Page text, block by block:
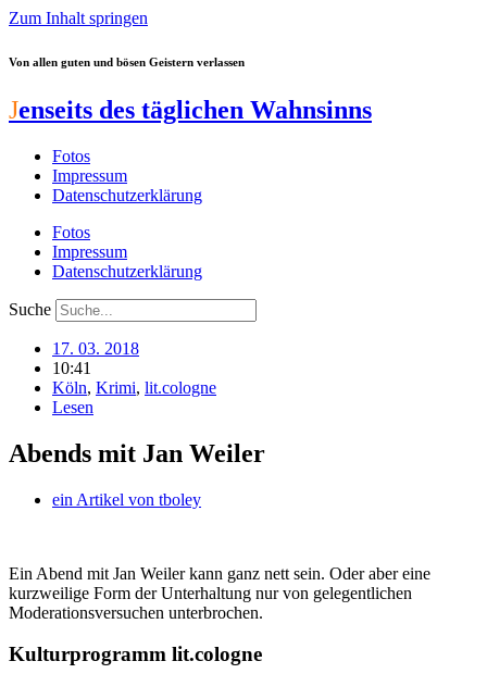
Zum Inhalt springen
Von allen guten und bösen Geistern verlassen
Jenseits des täglichen Wahnsinns
Fotos
Impressum
Datenschutzerklärung
Fotos
Impressum
Datenschutzerklärung
Suche
17. 03. 2018
10:41
Köln, Krimi, lit.cologne
Lesen
Abends mit Jan Weiler
ein Artikel von tboley
Ein Abend mit Jan Weiler kann ganz nett sein. Oder aber eine
kurzweilige Form der Unterhaltung nur von gelegentlichen
Moderationsversuchen unterbrochen.
Kulturprogramm lit.cologne